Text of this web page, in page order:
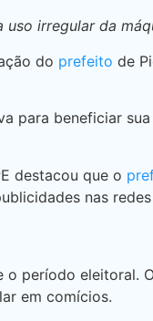
irregular da
do prefeito de
para beneficiar
destacou que o
nas
período eleitoral.
em comícios.